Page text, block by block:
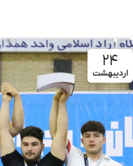
۲۴
اردیبهشت